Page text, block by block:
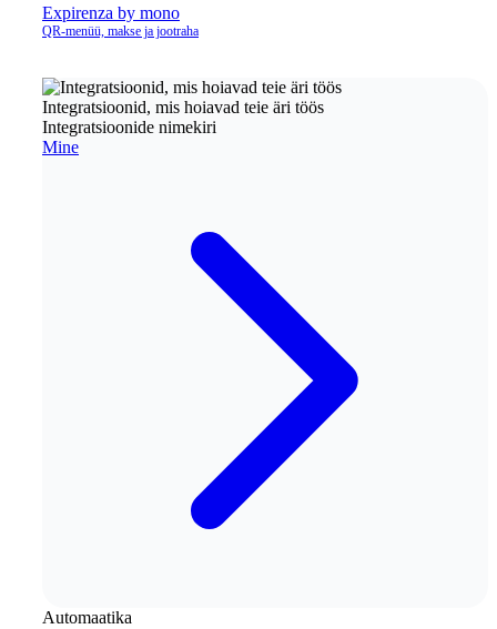
Expirenza by mono
QR‑menüü, makse ja jootraha
Integratsioonid, mis hoiavad teie äri töös
Integratsioonide nimekiri
Mine
Automaatika